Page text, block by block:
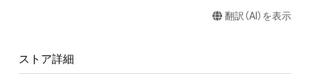
ロゴ等を含みますがこれらに限られません。)にかかる知的財産
翻訳（AI）を表示
ストア詳細